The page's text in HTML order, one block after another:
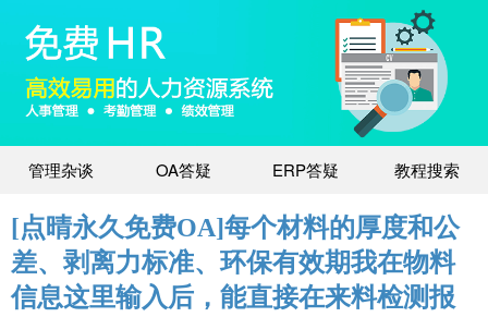
管理杂谈 OA答疑 ERP答疑 教程搜索
[点晴永久免费OA]每个材料的厚度和公
差、剥离力标准、环保有效期我在物料
信息这里输入后，能直接在来料检测报